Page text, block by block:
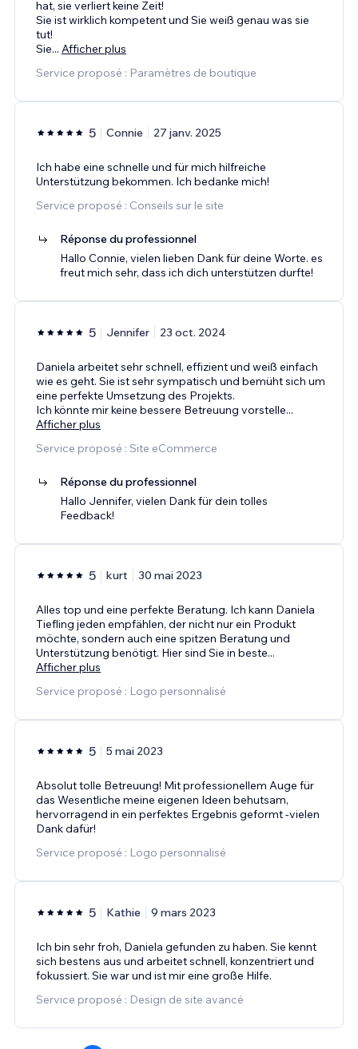
hat, sie verliert keine Zeit!
Sie ist wirklich kompetent und Sie weiß genau was sie
tut!
Sie... Afficher plus
Service proposé : Paramètres de boutique
5 Connie 27 janv. 2025
Ich habe eine schnelle und für mich hilfreiche
Unterstützung bekommen. Ich bedanke mich!
Service proposé : Conseils sur le site
Réponse du professionnel
Hallo Connie, vielen lieben Dank für deine Worte. es
freut mich sehr, dass ich dich unterstützen durfte!
5 Jennifer 23 oct. 2024
Daniela arbeitet sehr schnell, effizient und weiß einfach
wie es geht. Sie ist sehr sympatisch und bemüht sich um
eine perfekte Umsetzung des Projekts.
Ich könnte mir keine bessere Betreuung vorstelle...
Afficher plus
Service proposé : Site eCommerce
Réponse du professionnel
Hallo Jennifer, vielen Dank für dein tolles
Feedback!
5 kurt 30 mai 2023
Alles top und eine perfekte Beratung. Ich kann Daniela
Tiefling jeden empfählen, der nicht nur ein Produkt
möchte, sondern auch eine spitzen Beratung und
Unterstützung benötigt. Hier sind Sie in beste...
Afficher plus
Service proposé : Logo personnalisé
5 5 mai 2023
Absolut tolle Betreuung! Mit professionellem Auge für
das Wesentliche meine eigenen Ideen behutsam,
hervorragend in ein perfektes Ergebnis geformt -vielen
Dank dafür!
Service proposé : Logo personnalisé
5 Kathie 9 mars 2023
Ich bin sehr froh, Daniela gefunden zu haben. Sie kennt
sich bestens aus und arbeitet schnell, konzentriert und
fokussiert. Sie war und ist mir eine große Hilfe.
Service proposé : Design de site avancé